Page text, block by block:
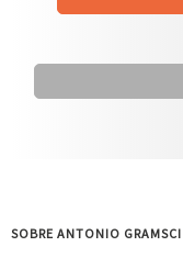
SOBRE ANTONIO